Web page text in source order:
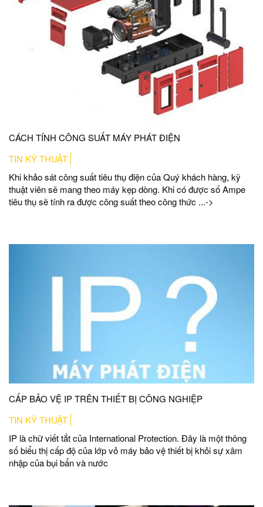
CÁCH TÍNH CÔNG SUẤT MÁY PHÁT ĐIỆN
TIN KỸ THUẬT
Khi khảo sát công suất tiêu thụ điện của Quý khách hàng, kỹ
thuật viên sẽ mang theo máy kẹp dòng. Khi có được số Ampe
tiêu thụ sẽ tính ra được công suất theo công thức ...->
CẤP BẢO VỆ IP TRÊN THIẾT BỊ CÔNG NGHIỆP
TIN KỸ THUẬT
IP là chữ viết tắt của International Protection. Đây là một thông
số biểu thị cấp độ của lớp vỏ máy bảo vệ thiết bị khỏi sự xâm
nhập của bụi bẩn và nước